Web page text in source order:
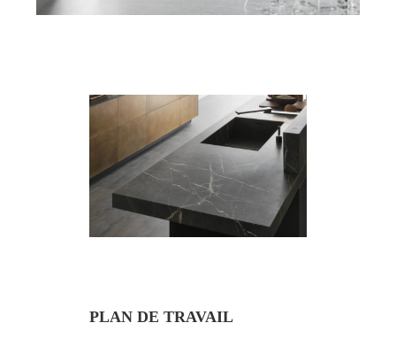
PLAN DE TRAVAIL